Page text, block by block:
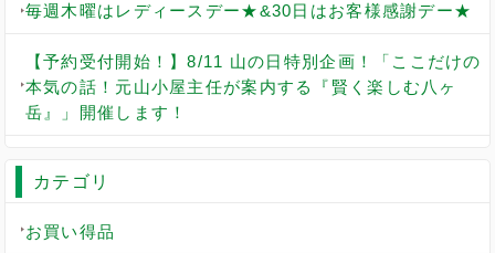
毎週木曜はレディースデー★&30日はお客様感謝デー★
【予約受付開始！】8/11 山の日特別企画！「ここだけの
本気の話！元山小屋主任が案内する『賢く楽しむ八ヶ
岳』」開催します！
カテゴリ
お買い得品